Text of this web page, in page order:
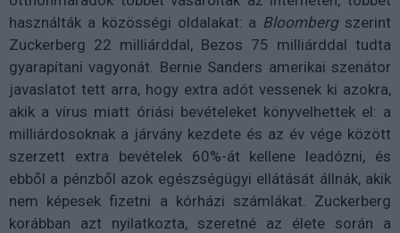
használták a közösségi oldalakat: a Bloombergszerint
Zuckerberg 22 milliárddal, Bezos 75 milliárddal tudta
gyarapítani vagyonát. Bernie Sanders amerikai szenátor
javaslatot tett arra, hogy extra adót vessenek ki azokra,
akik a vírus miatt óriási bevételeket könyvelhettek el: a
milliárdosoknak a járvány kezdete és az év vége között
szerzett extra bevételek 60%-át kellene leadózni, és
ebből a pénzből azok egészségügyi ellátását állnák, akik
nem képesek fizetni a kórházi számlákat. Zuckerberg
korábban azt nyilatkozta, szeretné az élete során a